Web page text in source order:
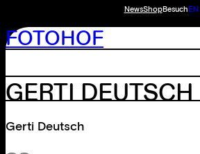
NewsShopBesuchEN
FOTOHOF
GERTI DEUTSCH
Gerti Deutsch